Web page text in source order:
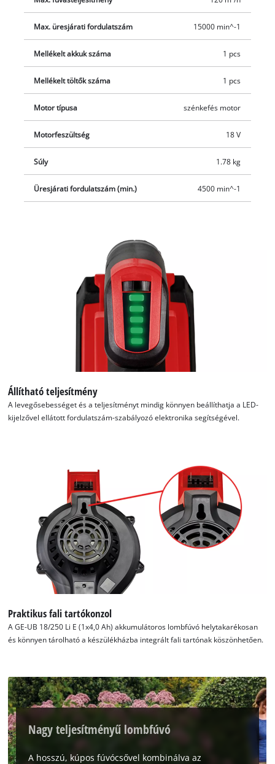
akkumulátor használata javasolt. A készülékhez mellékelünk
egy darab 4,0 Ah akkut és egy töltőt.
Max. üresjárati fordulatszám 15000 min^-1
Mellékelt akkuk száma 1 pcs
Mellékelt töltők száma 1 pcs
Motor típusa szénkefés motor
Motorfeszültség 18 V
Súly 1.78 kg
Üresjárati fordulatszám (min.) 4500 min^-1
Állítható teljesítmény
A levegősebességet és a teljesítményt mindig könnyen beállíthatja a LED-
kijelzővel ellátott fordulatszám-szabályozó elektronika segítségével.
Praktikus fali tartókonzol
A GE-UB 18/250 Li E (1x4,0 Ah) akkumulátoros lombfúvó helytakarékosan
és könnyen tárolható a készülékházba integrált fali tartónak köszönhetően.
Nagy teljesítményű lombfúvó
A hosszú, kúpos fúvócsővel kombinálva az